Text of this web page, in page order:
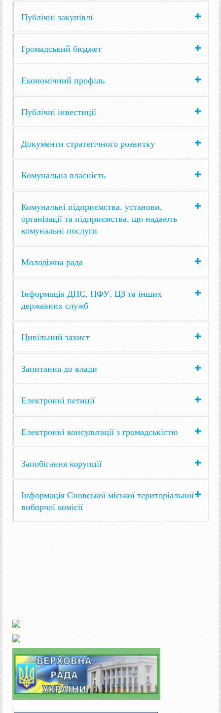
Публічні закупівлі
Громадський бюджет
Економічний профіль
Публічні інвестиції
Документи стратегічного розвитку
Комунальна власність
Комунальні підприємства, установи,
організації та підприємства, що надають
комунальні послуги
Молодіжна рада
Інформація ДПС, ПФУ, ЦЗ та інших
державних служб
Цивільний захист
Запитання до влади
Електронні петиції
Електронні консультації з громадськістю
Запобігання корупції
Інформація Сновської міської територіальної
виборчої комісії